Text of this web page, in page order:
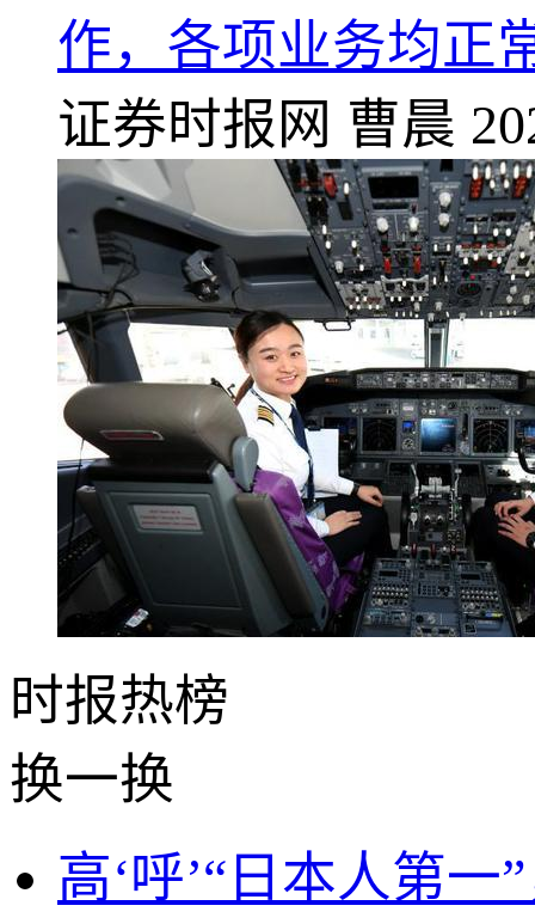
作，各项业务均正
证券时报网 曹晨
时报热榜
换一换
高‘呼’“日本人第